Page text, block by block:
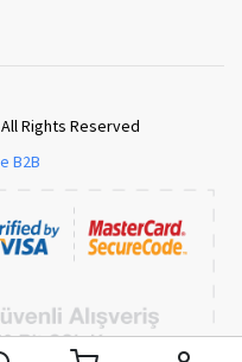
Rights Reserved
B2B